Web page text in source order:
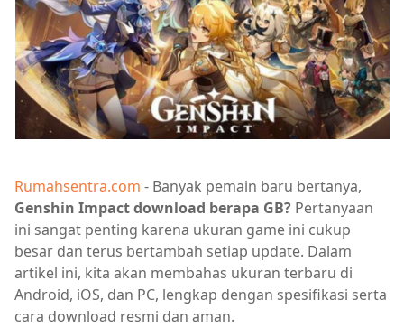
Rumahsentra.com - Banyak pemain baru bertanya,
Genshin Impact download berapa GB? Pertanyaan
ini sangat penting karena ukuran game ini cukup
besar dan terus bertambah setiap update. Dalam
artikel ini, kita akan membahas ukuran terbaru di
Android, iOS, dan PC, lengkap dengan spesifikasi serta
cara download resmi dan aman.